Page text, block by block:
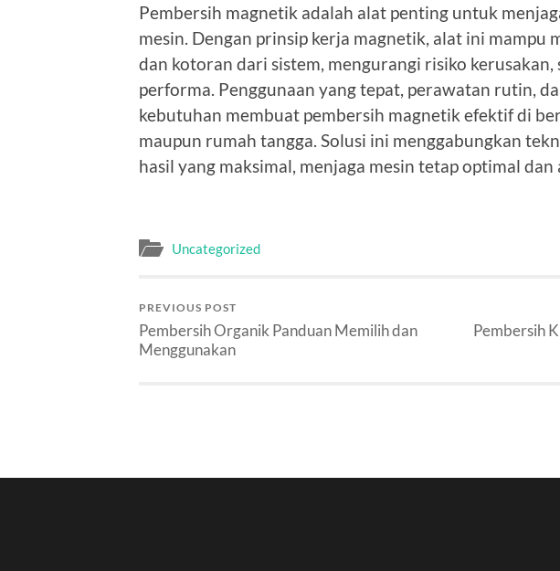
Pembersih magnetik adalah alat penting untuk
mesin. Dengan prinsip kerja magnetik, alat ini mampu
dan kotoran dari sistem, mengurangi risiko
performa. Penggunaan yang tepat, perawatan rutin,
kebutuhan membuat pembersih magnetik efektif di
maupun rumah tangga. Solusi ini menggabungkan
hasil yang maksimal, menjaga mesin tetap optimal dan
Uncategorized
PREVIOUS POST
Pembersih Organik Panduan Memilih dan
Menggunakan
Pembersih